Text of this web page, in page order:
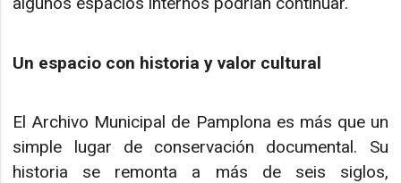
Un espacio con historia y valor cultural
El Archivo Municipal de Pamplona es más que un
simple lugar de conservación documental. Su
historia se remonta a más de seis siglos,